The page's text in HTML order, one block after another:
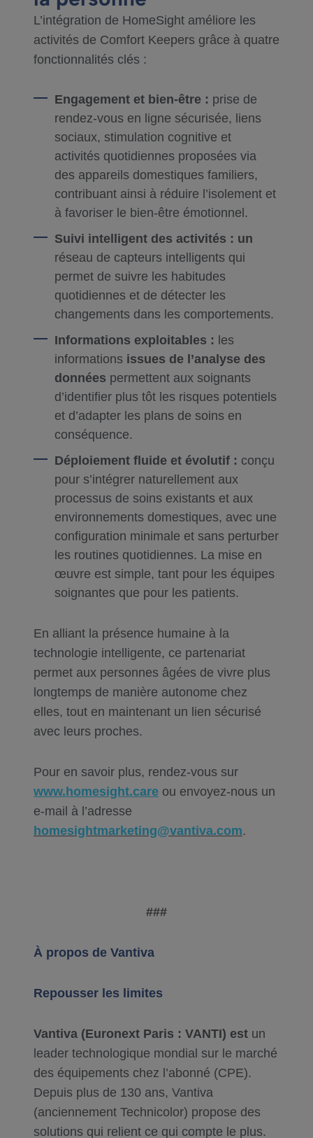
L’intégration de HomeSight améliore les
activités de Comfort Keepers grâce à quatre
fonctionnalités clés :
Engagement et bien-être : prise de
rendez-vous en ligne sécurisée, liens
sociaux, stimulation cognitive et
activités quotidiennes proposées via
des appareils domestiques familiers,
contribuant ainsi à réduire l’isolement et
à favoriser le bien-être émotionnel.
Suivi intelligent des activités : un
réseau de capteurs intelligents qui
permet de suivre les habitudes
quotidiennes et de détecter les
changements dans les comportements.
Informations exploitables : les
informations issues de l’analyse des
données permettent aux soignants
d’identifier plus tôt les risques potentiels
et d’adapter les plans de soins en
conséquence.
Déploiement fluide et évolutif : conçu
pour s’intégrer naturellement aux
processus de soins existants et aux
environnements domestiques, avec une
configuration minimale et sans perturber
les routines quotidiennes. La mise en
œuvre est simple, tant pour les équipes
soignantes que pour les patients.
En alliant la présence humaine à la
technologie intelligente, ce partenariat
permet aux personnes âgées de vivre plus
longtemps de manière autonome chez
elles, tout en maintenant un lien sécurisé
avec leurs proches.
Pour en savoir plus, rendez-vous sur
www.homesight.care ou envoyez-nous un
e-mail à l’adresse
homesightmarketing@vantiva.com.
###
À propos de Vantiva
Repousser les limites
Vantiva (Euronext Paris : VANTI) est un
leader technologique mondial sur le marché
des équipements chez l’abonné (CPE).
Depuis plus de 130 ans, Vantiva
(anciennement Technicolor) propose des
solutions qui relient ce qui compte le plus.